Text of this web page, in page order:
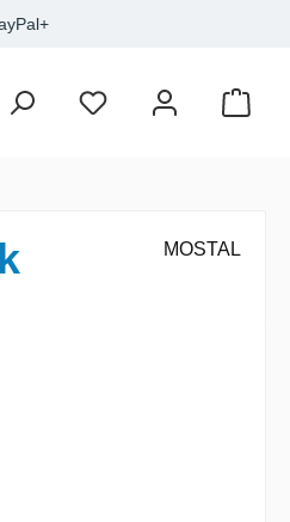
Zielfisch SALE
MOSTAL